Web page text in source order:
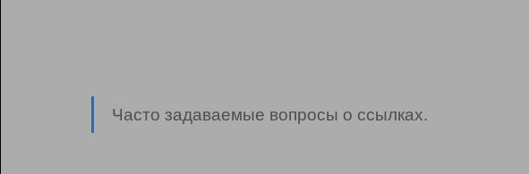
Часто задаваемые вопросы о ссылках.